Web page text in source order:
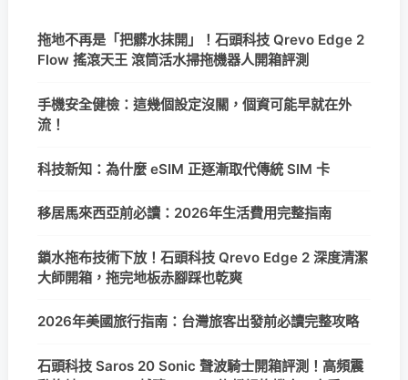
拖地不再是「把髒水抹開」！石頭科技 Qrevo Edge 2
Flow 搖滾天王 滾筒活水掃拖機器人開箱評測
手機安全健檢：這幾個設定沒關，個資可能早就在外
流！
科技新知：為什麼 eSIM 正逐漸取代傳統 SIM 卡
移居馬來西亞前必讀：2026年生活費用完整指南
鎖水拖布技術下放！石頭科技 Qrevo Edge 2 深度清潔
大師開箱，拖完地板赤腳踩也乾爽
2026年美國旅行指南：台灣旅客出發前必讀完整攻略
石頭科技 Saros 20 Sonic 聲波騎士開箱評測！高頻震